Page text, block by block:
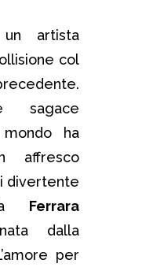
artista
col
sagace
ha
affresco
divertente
Ferrara
dalla
per